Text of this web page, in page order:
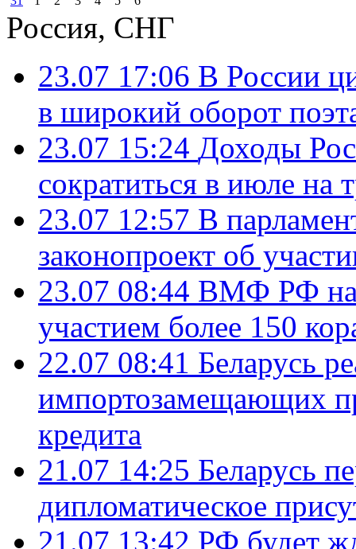
Россия, СНГ
23.07 17:06 В России
в широкий оборот
23.07 15:24 Доходы
сократиться в июле на
23.07 12:57 В
законопроект об
23.07 08:44 ВМФ РФ
участием более 150
22.07 08:41 Беларусь
импортозамещающих
кредита
21.07 14:25 Беларусь
дипломатическое
21.07 13:42 РФ будет